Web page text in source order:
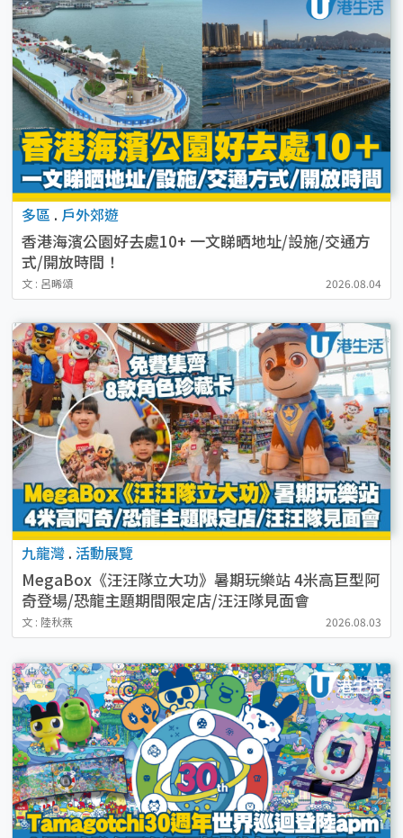
多區 . 戶外郊遊
香港海濱公園好去處10+ 一文睇晒地址/設施/交通方
式/開放時間！
文 : 呂晞頌 2026.08.04
九龍灣 . 活動展覽
MegaBox《汪汪隊立大功》暑期玩樂站 4米高巨型阿
奇登場/恐龍主題期間限定店/汪汪隊見面會
文 : 陸秋燕 2026.08.03